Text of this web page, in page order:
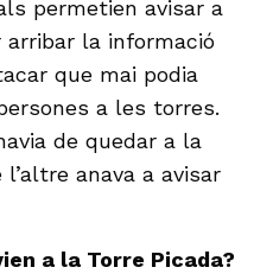
permetien avisar a
la informació
que mai podia
a les torres.
de quedar a la
anava a avisar
a la Torre Picada?